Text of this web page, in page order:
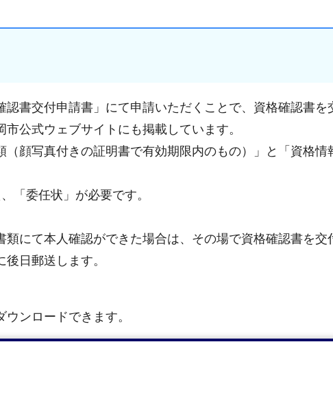
書交付申請書」にて申請いただくことで、資格確認書を
公式ウェブサイトにも掲載しています。
顔写真付きの証明書で有効期限内のもの）」と「資格情
「委任状」が必要です。
にて本人確認ができた場合は、その場で資格確認書を交
日郵送します。
ンロードできます。